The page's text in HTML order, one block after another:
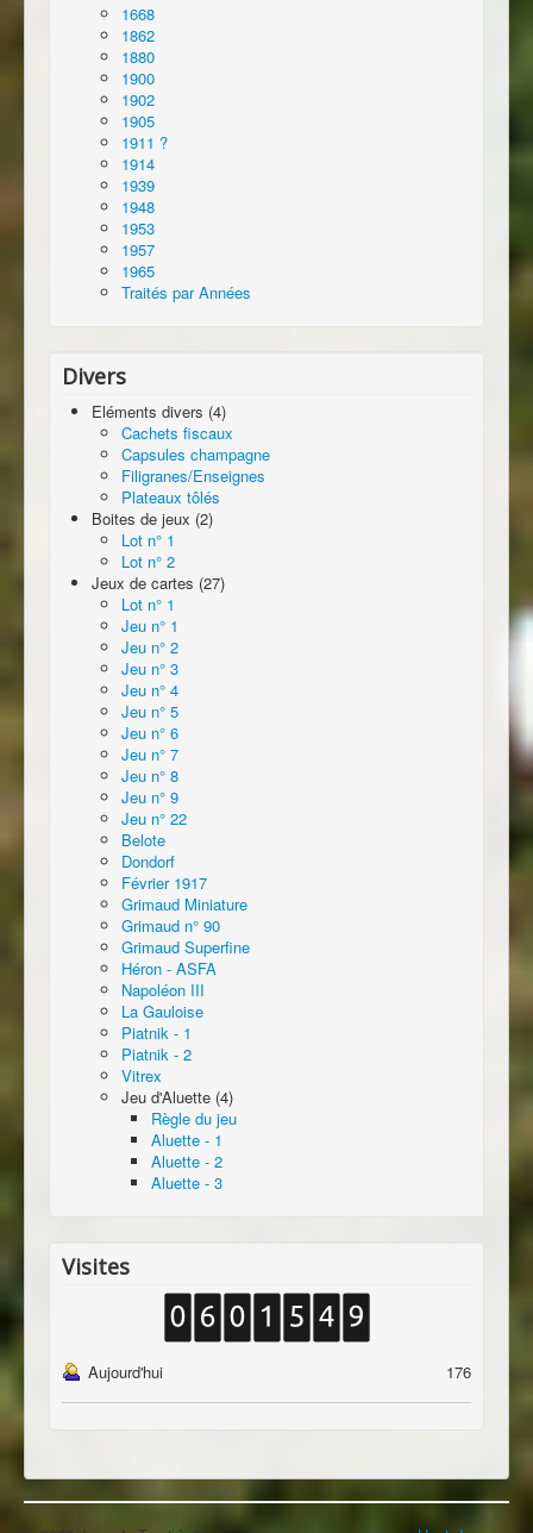
1668
1862
1880
1900
1902
1905
1911 ?
1914
1939
1948
1953
1957
1965
Traités par Années
Divers
Eléments divers (4)
Cachets fiscaux
Capsules champagne
Filigranes/Enseignes
Plateaux tôlés
Boites de jeux (2)
Lot n° 1
Lot n° 2
Jeux de cartes (27)
Lot n° 1
Jeu n° 1
Jeu n° 2
Jeu n° 3
Jeu n° 4
Jeu n° 5
Jeu n° 6
Jeu n° 7
Jeu n° 8
Jeu n° 9
Jeu n° 22
Belote
Dondorf
Février 1917
Grimaud Miniature
Grimaud n° 90
Grimaud Superfine
Héron - ASFA
Napoléon III
La Gauloise
Piatnik - 1
Piatnik - 2
Vitrex
Jeu d'Aluette (4)
Règle du jeu
Aluette - 1
Aluette - 2
Aluette - 3
Visites
Aujourd'hui 176